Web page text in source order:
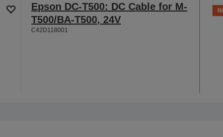
Epson DC-T500: DC Cable for M-
T500/BA-T500, 24V
C42D118001